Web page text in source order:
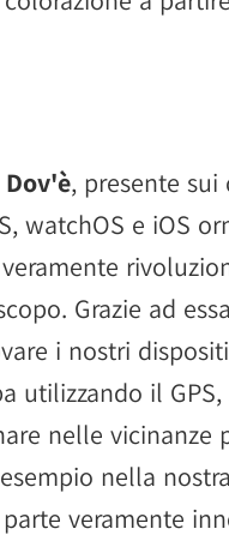
Dov'è, presente sui
watchOS e iOS
Grazie ad essa
i nostri
utilizzando il GPS,
nelle vicinanze
nella nostra
veramente